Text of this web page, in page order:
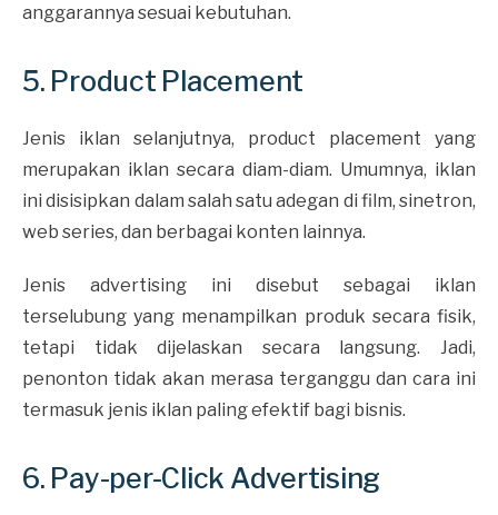
anggarannya sesuai kebutuhan.
5. Product Placement
Jenis iklan selanjutnya, product placement yang
merupakan iklan secara diam-diam. Umumnya, iklan
ini disisipkan dalam salah satu adegan di film, sinetron,
web series, dan berbagai konten lainnya.
Jenis advertising ini disebut sebagai iklan
terselubung yang menampilkan produk secara fisik,
tetapi tidak dijelaskan secara langsung. Jadi,
penonton tidak akan merasa terganggu dan cara ini
termasuk jenis iklan paling efektif bagi bisnis.
6. Pay-per-Click Advertising